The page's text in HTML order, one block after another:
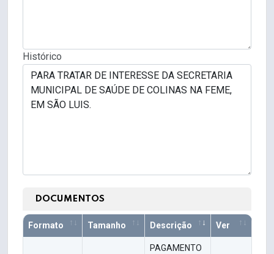
Histórico
DOCUMENTOS
Formato Tamanho Descrição Ver
PAGAMENTO